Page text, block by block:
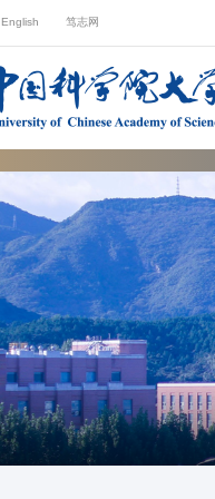
English 笃志网